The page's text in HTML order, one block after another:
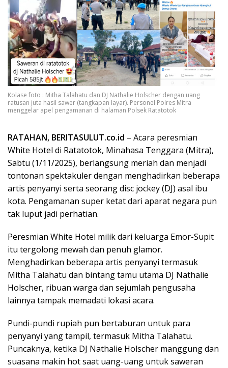
Kolase foto : Mitha Talahatu dan DJ Nathalie Holscher dengan uang
ratusan juta hasil sawer (tangkapan layar). Personel Polres Mitra
menggelar apel pengamanan di halaman Polsek Ratatotok
RATAHAN, BERITASULUT.co.id – Acara peresmian
White Hotel di Ratatotok, Minahasa Tenggara (Mitra),
Sabtu (1/11/2025), berlangsung meriah dan menjadi
tontonan spektakuler dengan menghadirkan beberapa
artis penyanyi serta seorang disc jockey (DJ) asal ibu
kota. Pengamanan super ketat dari aparat negara pun
tak luput jadi perhatian.
Peresmian White Hotel milik dari keluarga Emor-Supit
itu tergolong mewah dan penuh glamor.
Menghadirkan beberapa artis penyanyi termasuk
Mitha Talahatu dan bintang tamu utama DJ Nathalie
Holscher, ribuan warga dan sejumlah pengusaha
lainnya tampak memadati lokasi acara.
Pundi-pundi rupiah pun bertaburan untuk para
penyanyi yang tampil, termasuk Mitha Talahatu.
Puncaknya, ketika DJ Nathalie Holscher manggung dan
suasana makin hot saat uang-uang untuk saweran